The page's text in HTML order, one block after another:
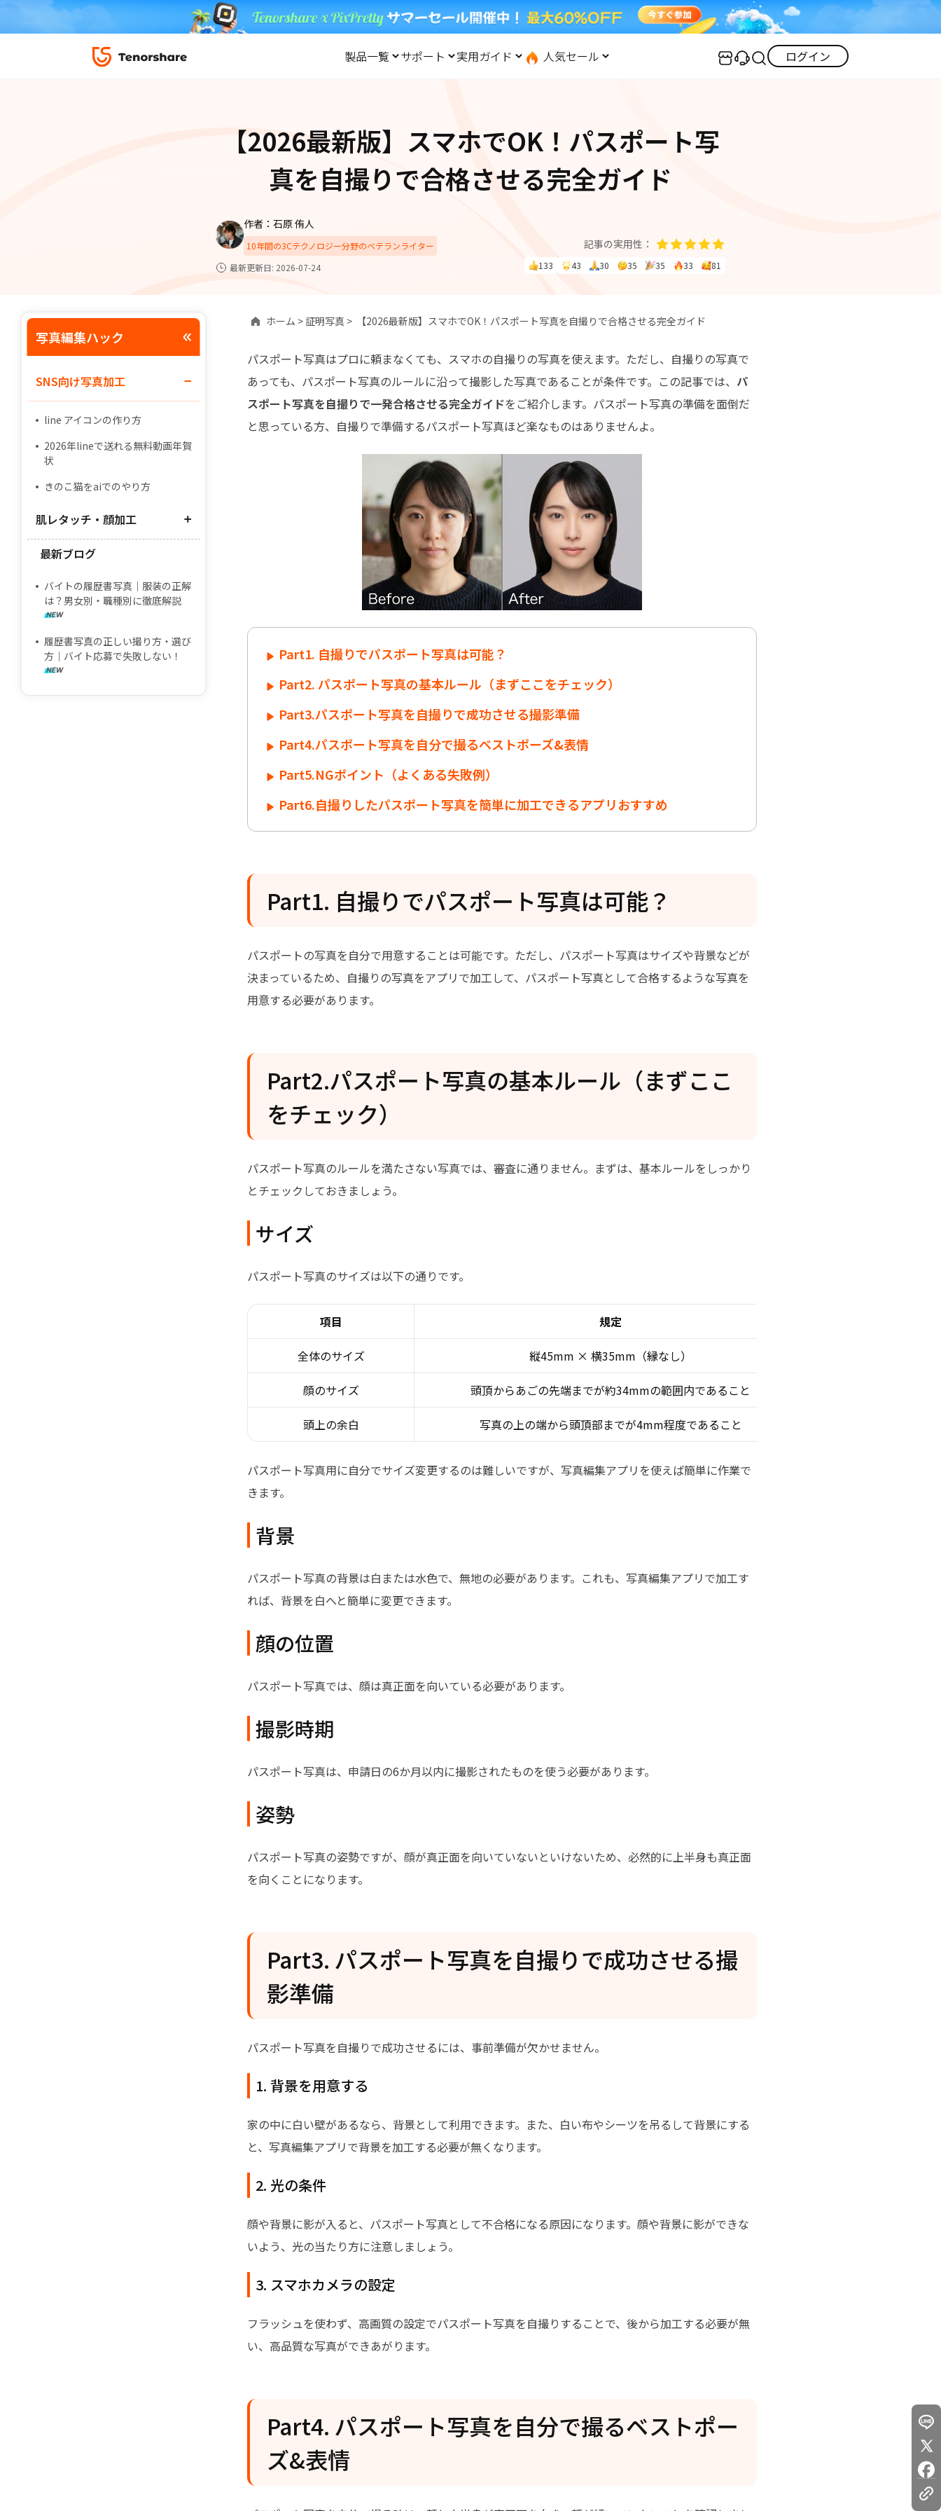
製品一覧
4DDiG-Windows データ復元
4DDiG-Mac データ復元
最新版
UltData-LINE データ復元
UltData-WhatsApp データ復元
·iOS 27ダウングレード
サポート 実用ガイド
·iPhone間 連絡先コピー
·iTunes写真復元
·iPhone音楽取り込み方
·位置情報ごまかす
·家でポケモンを遊ぶ
·Whoo位置情報をオフ
最も充実したチュートリアル動画をご提供
動画を見る
iPhoneデータ復元 iOS不具合修復
LINEデータ復元
iOS 27活用法
iCloudデータ復元
iOS 26活用法
実用ガイド
最も実践的な詳細チュートリアルをご提供
人気セール
7日間無料体験実施中
iPhoneバックアップ＆転送ソフト「iCareFone」で、LINE・写真・連
絡先など20種以上のデータを高速バックアップ＆転送！
時 分
ログイン
【2026最新版】スマホでOK！パスポート写
真を自撮りで合格させる完全ガイド
作者：石原 侑人
10年間の3Cテクノロジー分野のベテランライター
最新更新日: 2026-07-24
記事の実用性：
133 43 30 35 35 33 81
写真編集ハック
SNS向け写真加工
line アイコンの作り方
2026年lineで送れる無料動画年賀
状
きのこ猫をaiでのやり方
肌レタッチ・顔加工
肌 補正 アプリ
腕を細くするアプリ
ニキビ 消す アプリ
最新ブログ
バイトの履歴書写真｜服装の正解
は？男女別・職種別に徹底解説
履歴書写真の正しい撮り方・選び
方｜バイト応募で失敗しない！
ホーム > 証明写真 > 【2026最新版】スマホでOK！パスポート写真を自撮りで合格させる完全ガイド
パスポート写真はプロに頼まなくても、スマホの自撮りの写真を使えます。ただし、自撮りの写真で
あっても、パスポート写真のルールに沿って撮影した写真であることが条件です。この記事では、 パ
スポート写真を自撮りで一発合格させる完全ガイドをご紹介します。パスポート写真の準備を面倒だ
と思っている方、自撮りで準備するパスポート写真ほど楽なものはありませんよ。
Part1. 自撮りでパスポート写真は可能？
Part2. パスポート写真の基本ルール（まずここをチェック）
Part3.パスポート写真を自撮りで成功させる撮影準備
Part4.パスポート写真を自分で撮るベストポーズ&表情
Part5.NGポイント（よくある失敗例）
Part6.自撮りしたパスポート写真を簡単に加工できるアプリおすすめ
Part1. 自撮りでパスポート写真は可能？
パスポートの写真を自分で用意することは可能です。ただし、パスポート写真はサイズや背景などが
決まっているため、自撮りの写真をアプリで加工して、パスポート写真として合格するような写真を
用意する必要があります。
Part2.パスポート写真の基本ルール（まずここ
をチェック）
パスポート写真のルールを満たさない写真では、審査に通りません。まずは、基本ルールをしっかり
とチェックしておきましょう。
サイズ
パスポート写真のサイズは以下の通りです。
項目 規定
全体のサイズ 縦45mm × 横35mm（縁なし）
顔のサイズ 頭頂からあごの先端までが約34mmの範囲内であること
頭上の余白 写真の上の端から頭頂部までが4mm程度であること
パスポート写真用に自分でサイズ変更するのは難しいですが、写真編集アプリを使えば簡単に作業で
きます。
背景
パスポート写真の背景は白または水色で、無地の必要があります。これも、写真編集アプリで加工す
れば、背景を白へと簡単に変更できます。
顔の位置
パスポート写真では、顔は真正面を向いている必要があります。
撮影時期
パスポート写真は、申請日の6か月以内に撮影されたものを使う必要があります。
姿勢
パスポート写真の姿勢ですが、顔が真正面を向いていないといけないため、必然的に上半身も真正面
を向くことになります。
Part3. パスポート写真を自撮りで成功させる撮
影準備
パスポート写真を自撮りで成功させるには、事前準備が欠かせません。
1. 背景を用意する
家の中に白い壁があるなら、背景として利用できます。また、白い布やシーツを吊るして背景にする
と、写真編集アプリで背景を加工する必要が無くなります。
2. 光の条件
顔や背景に影が入ると、パスポート写真として不合格になる原因になります。顔や背景に影ができな
いよう、光の当たり方に注意しましょう。
3. スマホカメラの設定
フラッシュを使わず、高画質の設定でパスポート写真を自撮りすることで、後から加工する必要が無
い、高品質な写真ができあがります。
Part4. パスポート写真を自分で撮るベストポー
ズ&表情